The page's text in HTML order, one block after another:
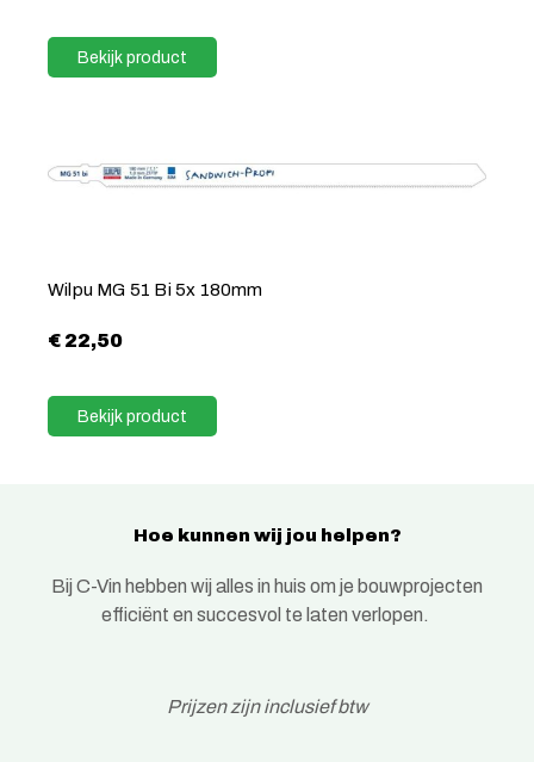
Bekijk product
Wilpu MG 51 Bi 5x 180mm
€22,50
Bekijk product
Hoe kunnen wij jou helpen?
Bij C-Vin hebben wij alles in huis om je bouwprojecten
efficiënt en succesvol te laten verlopen.
Prijzen zijn inclusief btw